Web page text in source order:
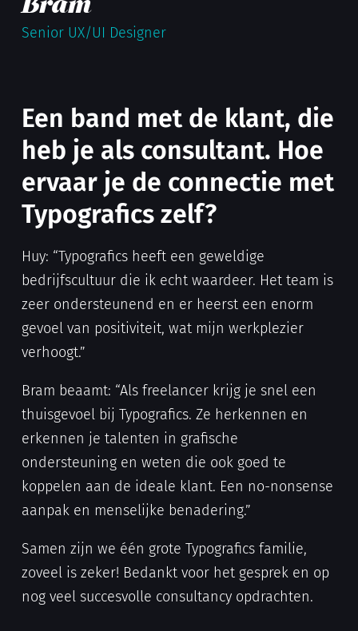
Senior UX/UI Designer
Een band met de klant, die
heb je als consultant. Hoe
ervaar je de connectie met
Typografics zelf?
Huy: “Typografics heeft een geweldige
bedrijfscultuur die ik echt waardeer. Het team is
zeer ondersteunend en er heerst een enorm
gevoel van positiviteit, wat mijn werkplezier
verhoogt.”
Bram beaamt: “Als freelancer krijg je snel een
thuisgevoel bij Typografics. Ze herkennen en
erkennen je talenten in grafische
ondersteuning en weten die ook goed te
koppelen aan de ideale klant. Een no-nonsense
aanpak en menselijke benadering.”
Samen zijn we één grote Typografics familie,
zoveel is zeker! Bedankt voor het gesprek en op
nog veel succesvolle consultancy opdrachten.